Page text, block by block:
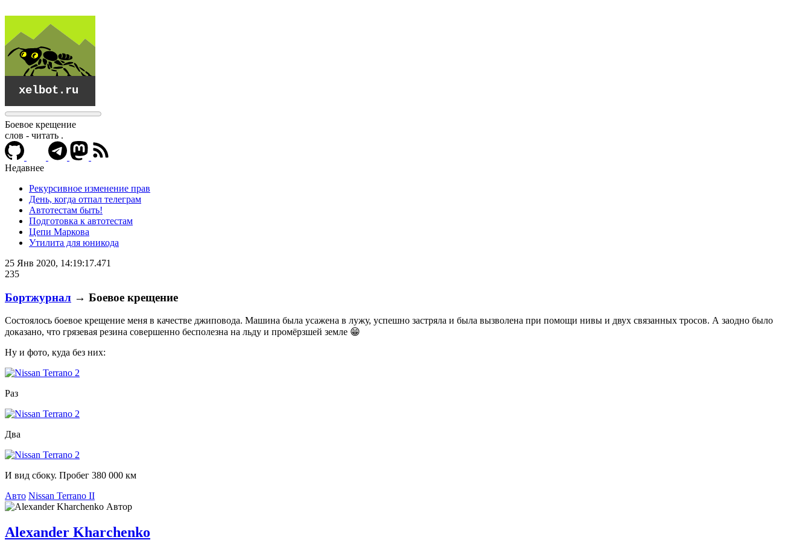
xelbot.ru
Боевое крещение
слов - читать .
Недавнее
Рекурсивное изменение прав
День, когда отпал телеграм
Автотестам быть!
Подготовка к автотестам
Цепи Маркова
Утилита для юникода
25 Янв 2020, 14:19:17.471
235
Бортжурнал → Боевое крещение
Состоялось боевое крещение меня в качестве джиповода. Машина была усажена в лужу, успешно застряла и была вызволена при помощи нивы и двух связанных тросов. А заодно было
доказано, что грязевая резина совершенно бесполезна на льду и промёрзшей земле 😁
Ну и фото, куда без них:
Раз
Два
И вид сбоку. Пробег 380 000 км
Авто Nissan Terrano II
Автор
Alexander Kharchenko